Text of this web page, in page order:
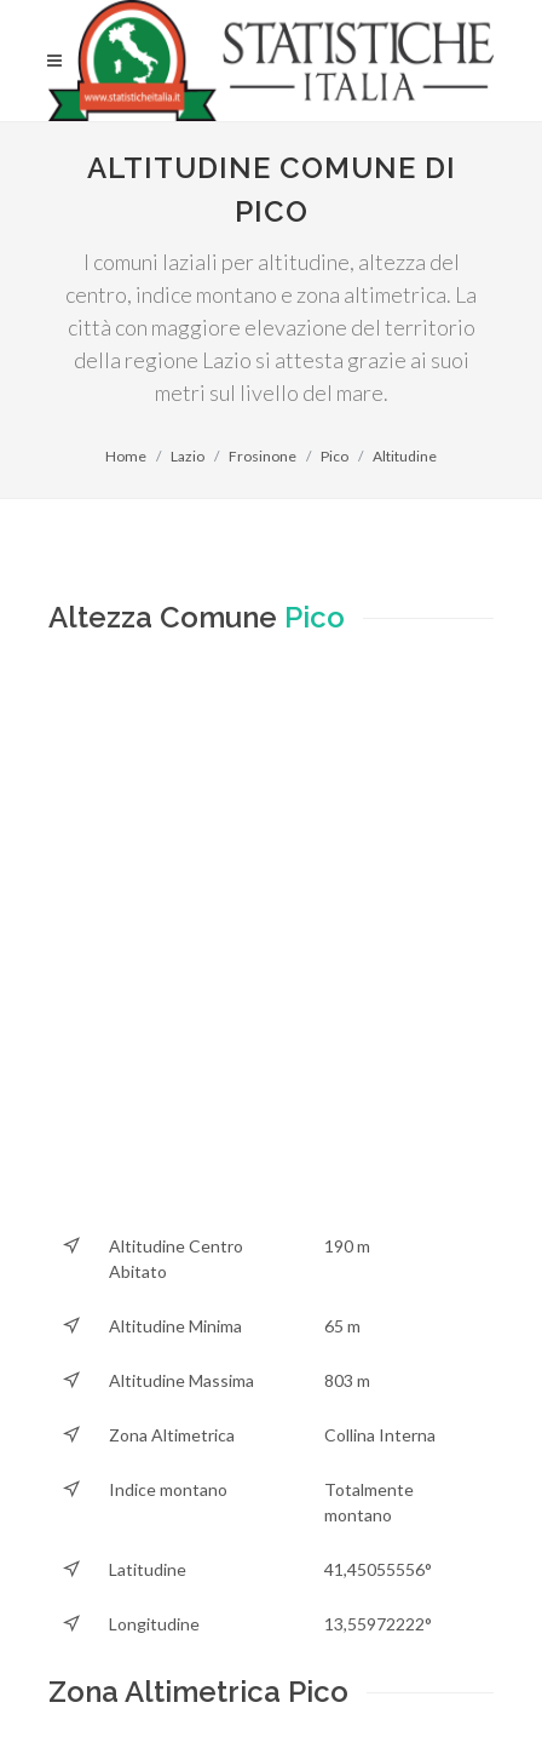
ALTITUDINE COMUNE DI
PICO
I comuni laziali per altitudine, altezza del
centro, indice montano e zona altimetrica. La
città con maggiore elevazione del territorio
della regione Lazio si attesta grazie ai suoi
metri sul livello del mare.
Home Lazio Frosinone Pico Altitudine
Altezza Comune Pico
Altitudine Centro
Abitato
190 m
Altitudine Minima 65 m
Altitudine Massima 803 m
Zona Altimetrica Collina Interna
Indice montano
Totalmente
montano
Latitudine 41,45055556°
Longitudine 13,55972222°
Zona Altimetrica Pico